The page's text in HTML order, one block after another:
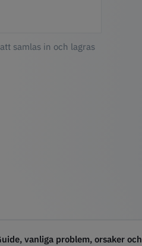
samlas in och lagras
vanliga problem, orsaker och